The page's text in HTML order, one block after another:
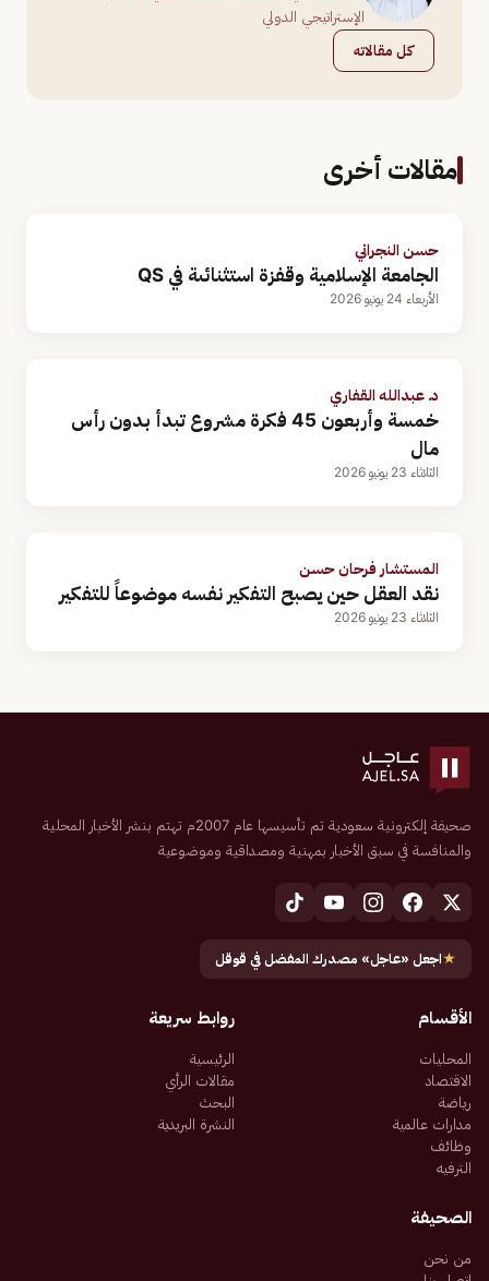
الإستراتيجي الدولي
كل مقالاته
مقالات أخرى
حسن النجراني
الجامعة الإسلامية وقفزة استثنائىة في QS
الأربعاء 24 يونيو 2026
د. عبدالله القفاري
خمسة وأربعون 45 فكرة مشروع تبدأ بدون رأس
مال
الثلاثاء 23 يونيو 2026
المستشار فرحان حسن
نقد العقل حين يصبح التفكير نفسه موضوعاً للتفكير
الثلاثاء 23 يونيو 2026
صحيفة إلكترونية سعودية تم تأسيسها عام 2007م تهتم بنشر الأخبار المحلية
والمنافسة في سبق الأخبار بمهنية ومصداقية وموضوعية
★اجعل «عاجل» مصدرك المفضل في قوقل
الأقسام
المحليات
الاقتصاد
رياضة
مدارات عالمية
وظائف
الترفيه
روابط سريعة
الرئيسية
مقالات الرأي
البحث
النشرة البريدية
الصحيفة
من نحن